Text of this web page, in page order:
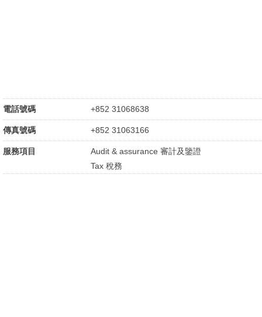
電話號碼 +852 31068638
傳真號碼 +852 31063166
服務項目
Audit & assurance 審計及鑒證
Tax 稅務